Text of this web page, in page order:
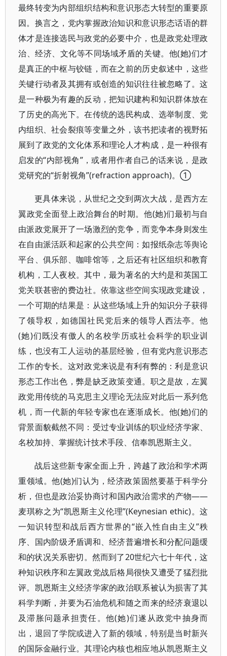
最终转变为内部组织结构和意识形态大转型的重要原
因。换言之，党内掌握政治知识和意识形态话语的群
体才是连接选民与政党的必要中介，也是政党处理政
治、经济、文化等不同场域矛盾的关键。他(她)们才
是真正的中枢与铰链，而在之前的历史叙述中，这些
关键行动者及其拥有或创造的知识往往被忽略了。这
是一种极为有趣的反动，把知识建构和知识群体放在
了历史的高光下。在传统的选民构成、选举制度、党
内组织、社会裂痕等变量之外，该书把读者的视野拓
展到了政党的文化体系和理论人才构成，是一种很有
启发的“内部视角”，或者用作者自己的话来说，是政
党研究的“折射视角”(refraction approach)。①
更具体来说，从世纪之交到两次大战，是西方左
翼政党全面登上政治舞台的时期。他(她)们最初与自
由派政党展开了一场激烈的竞争，而竞争本身则发生
在自由派活跃和起家的公共空间：如报纸杂志等舆论
平台、俱乐部、咖啡馆等，之后还有社区组织和教育
机构，工人夜校。其中，最为著名的大约是和英国工
党关联甚密的费边社。依靠这些空间实现政党建设，
一个可期的结果是：从这些场域上升的知识分子获得
了领导权，如德国社民党后来的领导人西法亭。他
(她)们既没有傲人的名校学历或社会科学的职业训
练，也没有工人运动的基层经验，但有党内意识形态
工作的专长。这对政党来说是有利有弊的：利是意识
形态工作出色，弊是缺乏政策变通。职之是故，左翼
政党用传统的马克思主义理论无法应对此后一系列危
机，而一代新的年轻专家也在逐渐成长。他(她)们的
背景面貌截然不同：受过专业训练的职业经济学家、
名校加持、掌握统计技术手段、信奉凯恩斯主义。
战后这些新专家全面上升，跨越了政治和学术两
重领域。他(她)们认为，经济政策固然要基于科学分
析，但也是政治妥协商讨和国内政治需求的产物——
麦琪称之为“凯恩斯主义伦理”(Keynesian ethic)。这
一知识转型和战后西方世界的“嵌入性自由主义”秩
序、国内阶级矛盾调和、经济普遍增长和分配问题缓
和的状况关系密切。然而到了20世纪六七十年代，这
种知识秩序和左翼政党战后格局很快又遭受了猛烈批
评。凯恩斯主义经济学家的政治联系被认为损害了其
科学判断，并要为石油危机和随之而来的经济衰退以
及滞胀问题承担责任。他(她)们遂从政党中抽身而
出，退回了学院或进入了新的领域，特别是当时新兴
的国际金融行业。其理论内核也相应地从凯恩斯主义